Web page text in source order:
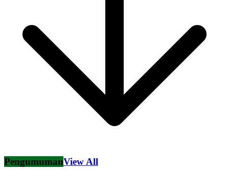
PengumumanView All